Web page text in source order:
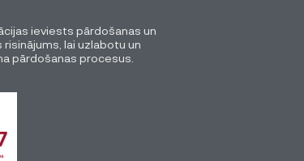
ieviests pārdošanas un
lai uzlabotu un
pārdošanas procesus.